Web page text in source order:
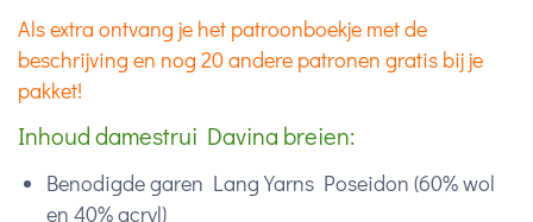
Als extra ontvang je het patroonboekje met de
beschrijving en nog 20 andere patronen gratis bij je
pakket!
Inhoud damestrui Davina breien:
Benodigde garen Lang Yarns Poseidon (60% wol
en 40% acryl)